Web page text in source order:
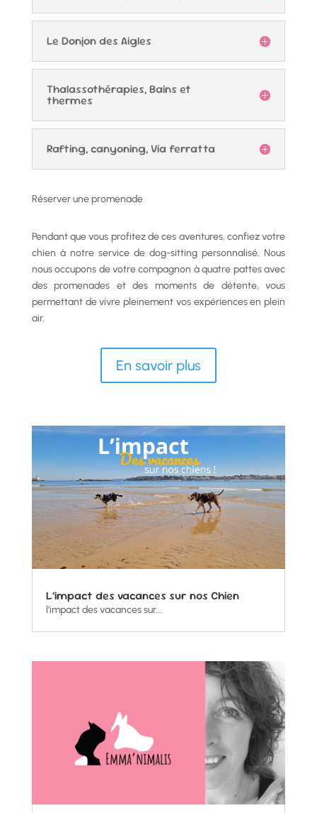
Le Donjon des Aigles
Thalassothérapies, Bains et
thermes
Rafting, canyoning, Via ferratta
Réserver une promenade
Pendant que vous profitez de ces aventures, confiez votre
chien à notre service de dog-sitting personnalisé. Nous
nous occupons de votre compagnon à quatre pattes avec
des promenades et des moments de détente, vous
permettant de vivre pleinement vos expériences en plein
air.
En savoir plus
L’impact des vacances sur nos Chien
l'impact des vacances sur...